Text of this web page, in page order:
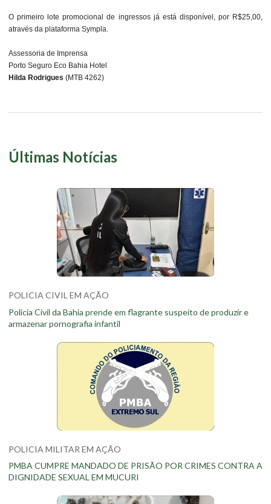
O primeiro lote promocional de ingressos já está disponível, por R$25,00,
através da plataforma Sympla.
Assessoria de Imprensa
Porto Seguro Eco Bahia Hotel
Hilda Rodrigues (MTB 4262)
Últimas Notícias
POLICIA CIVIL EM AÇÃO
Policia Civil da Bahia prende em flagrante suspeito de produzir e
armazenar pornografia infantil
POLICIA MILITAR EM AÇÃO
PMBA CUMPRE MANDADO DE PRISÃO POR CRIMES CONTRA A
DIGNIDADE SEXUAL EM MUCURI